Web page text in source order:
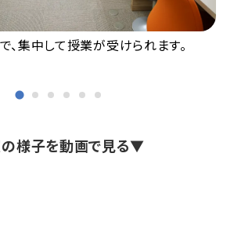
、集中して授業が受けられます。
様子を動画で見る▼